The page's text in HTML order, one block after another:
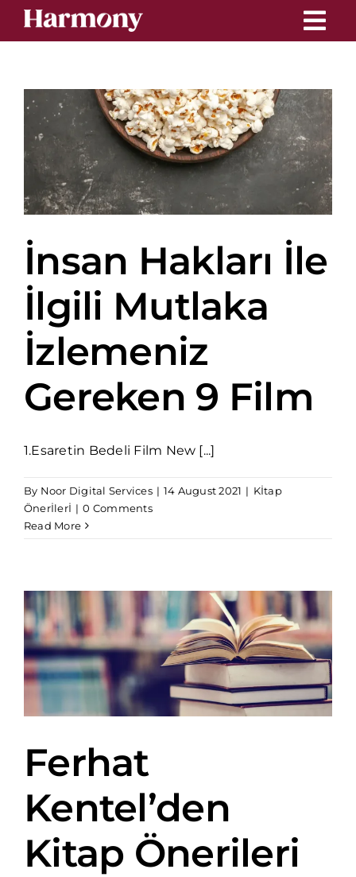
Skip
İnsan Hakları İle
İlgili Mutlaka
İzlemeniz
Gereken 9 Film
1.Esaretin Bedeli Film New [...]
By Noor Digital Services | 14 August 2021 | Kİtap
Önerİlerİ | 0 Comments
Read More
Ferhat
Kentel’den
Kitap Önerileri